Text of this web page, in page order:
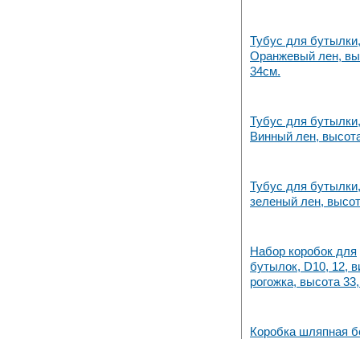
Тубус для
Оранжевый лен,
34см.
Тубус для
Винный лен,
Тубус для
зеленый лен,
Набор коробок для
бутылок, D10, 12,
рогожка, высота
Коробка шляпная